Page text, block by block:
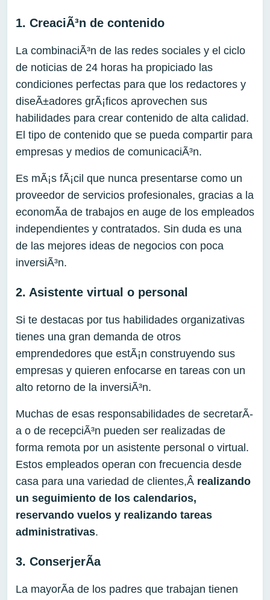
1. CreaciÃ³n de contenido
La combinaciÃ³n de las redes sociales y el ciclo
de noticias de 24 horas ha propiciado las
condiciones perfectas para que los redactores y
diseÃ±adores grÃ¡ficos aprovechen sus
habilidades para crear contenido de alta calidad.
El tipo de contenido que se pueda compartir para
empresas y medios de comunicaciÃ³n.
Es mÃ¡s fÃ¡cil que nunca presentarse como un
proveedor de servicios profesionales, gracias a la
economÃ­a de trabajos en auge de los empleados
independientes y contratados. Sin duda es una
de las mejores ideas de negocios con poca
inversiÃ³n.
2. Asistente virtual o personal
Si te destacas por tus habilidades organizativas
tienes una gran demanda de otros
emprendedores que estÃ¡n construyendo sus
empresas y quieren enfocarse en tareas con un
alto retorno de la inversiÃ³n.
Muchas de esas responsabilidades de secretarÃ­
a o de recepciÃ³n pueden ser realizadas de
forma remota por un asistente personal o virtual.
Estos empleados operan con frecuencia desde
casa para una variedad de clientes,Â realizando
un seguimiento de los calendarios,
reservando vuelos y realizando tareas
administrativas.
3. ConserjerÃ­a
La mayorÃ­a de los padres que trabajan tienen